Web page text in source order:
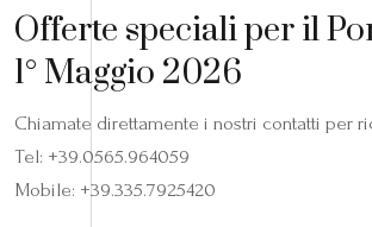
Offerte speciali per il
1° Maggio 2026
Chiamate direttamente i nostri contatti per
Tel: +39.0565.964059
Mobile: +39.335.7925420